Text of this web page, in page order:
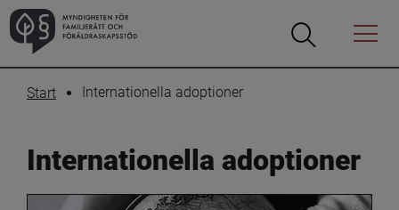
Öppna
Öppna
Menyn
Start Internationella adoptioner
Internationella adoptioner